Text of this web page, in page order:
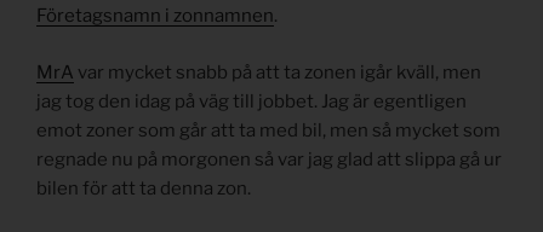
Företagsnamn i zonnamnen.
MrA var mycket snabb på att ta zonen igår kväll, men
jag tog den idag på väg till jobbet. Jag är egentligen
emot zoner som går att ta med bil, men så mycket som
regnade nu på morgonen så var jag glad att slippa gå ur
bilen för att ta denna zon.